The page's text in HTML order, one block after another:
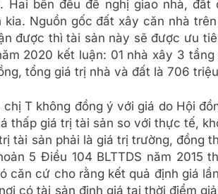
Hai bên đều đề nghị giao nhà, đất
Nguồn gốc đất xây căn nhà
được thì tài sản này sẽ được ưu
2020 kết luận: 01 nhà xây 3
tổng giá trị nhà và đất là 706
T không đồng ý với giá do Hội
thấp giá trị tài sản so với thực tế,
tài sản phải là giá trị trường, đồng
5 Điều 104 BLTTDS năm 2015
căn cứ cho rằng kết quả định giá
có tài sản định giá tại thời điểm